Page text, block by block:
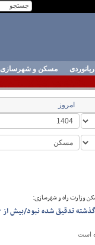
مسکن و شهرسازی
امروز
وزارت راه و شهرسازی: